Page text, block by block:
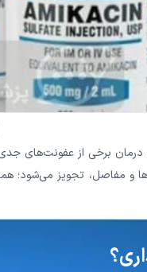
درمان برخی از عفونت‌های
و مفاصل، تجویز می‌شود؛